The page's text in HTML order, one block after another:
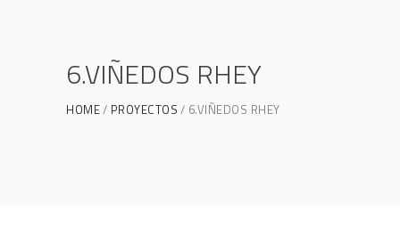
6.VIÑEDOS RHEY
HOME PROYECTOS 6.VIÑEDOS RHEY